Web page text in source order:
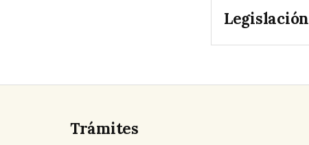
Legislación
Trámites